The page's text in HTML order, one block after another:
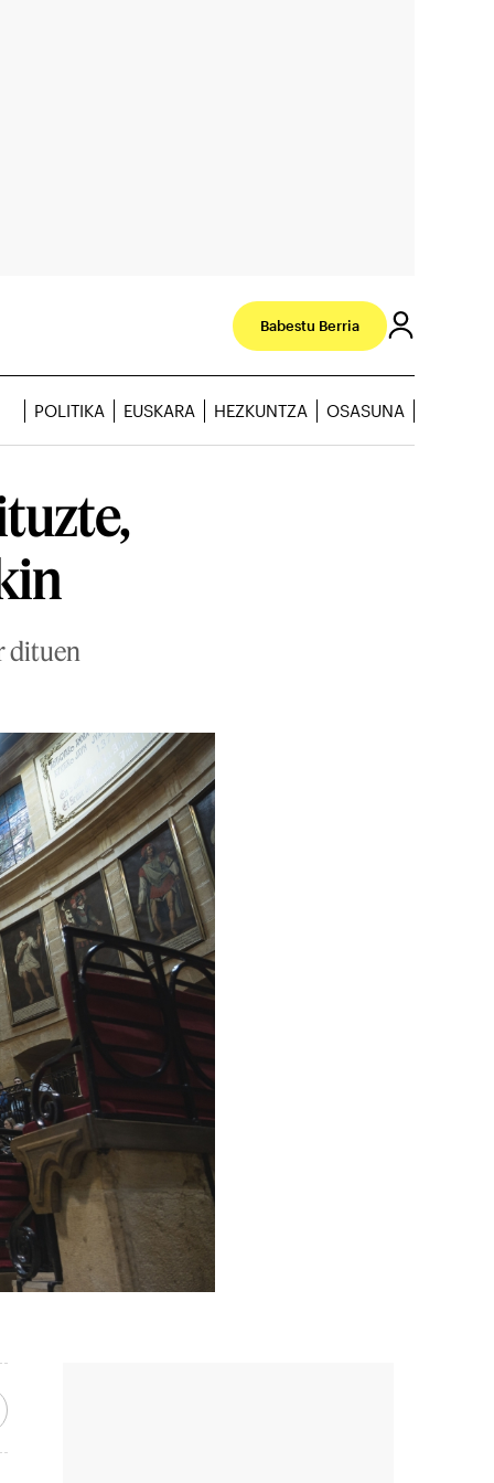
Babestu Berria
POLITIKA EUSKARA HEZKUNTZA OSASUNA
dituen